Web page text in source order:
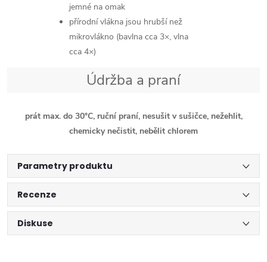
jemné na omak
přírodní vlákna jsou hrubší než
mikrovlákno (bavlna cca 3×, vlna
cca 4×)
Údržba a praní
prát max. do 30°C, ruční praní, nesušit v sušičce, nežehlit,
chemicky nečistit, nebělit chlorem
Parametry produktu
Recenze
Diskuse